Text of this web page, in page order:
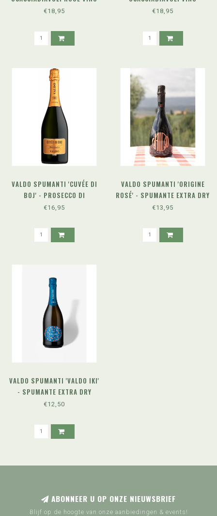
SPUMANTE BRUT METODO
€18,95
SPUMANTE BRUT METODO
€18,95
VALDO SPUMANTI 'CUVÉE DI
BOJ' - PROSECCO DI
VALDOBBIADENE DOCG
€16,95
VALDO SPUMANTI 'ORIGINE
ROSÉ' - SPUMANTE EXTRA DRY
€13,95
VALDO SPUMANTI 'VALDO IKI'
- SPUMANTE EXTRA DRY
€12,50
ABONNEER U OP ONZE NIEUWSBRIEF
Blijf op de hoogte van onze aanbiedingen & events!